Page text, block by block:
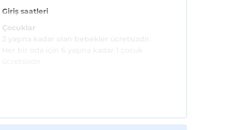
Giriş saatleri
Çocuklar
2 yaşına kadar olan bebekler ücretsizdir.